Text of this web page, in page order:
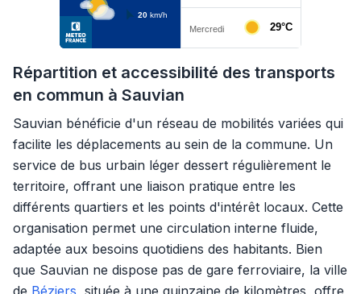
Répartition et accessibilité des transports
en commun à Sauvian
Sauvian bénéficie d'un réseau de mobilités variées qui
facilite les déplacements au sein de la commune. Un
service de bus urbain léger dessert régulièrement le
territoire, offrant une liaison pratique entre les
différents quartiers et les points d'intérêt locaux. Cette
organisation permet une circulation interne fluide,
adaptée aux besoins quotidiens des habitants. Bien
que Sauvian ne dispose pas de gare ferroviaire, la ville
de Béziers , située à une quinzaine de kilomètres, offre